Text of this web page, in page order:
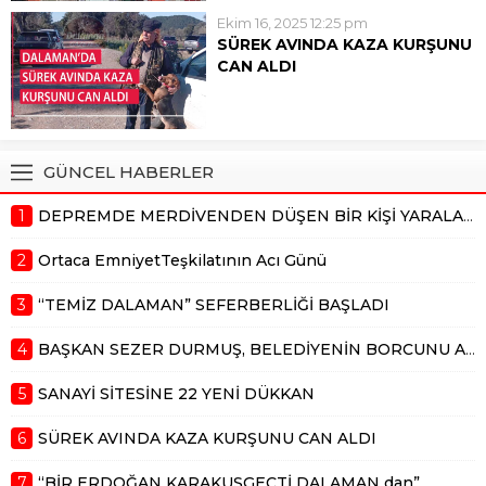
59...
dükkan yapmayı planladıklarını
söyledi. Konuyla ilgili açıklama
yapan Sezer Durmuş;
Ekim 16, 2025 12:25 pm
SÜREK AVINDA KAZA KURŞUNU
CAN ALDI
günü Dalaman İncebel
GÜNCEL HABERLER
1 DEPREMDE MERDİVENDEN DÜŞEN BİR KİŞİ YARALANDI
2 Ortaca EmniyetTeşkilatının Acı Günü
3 “TEMİZ DALAMAN” SEFERBERLİĞİ BAŞLADI
4 BAŞKAN SEZER DURMUŞ, BELEDİYENİN BORCUNU AÇIKLADI
5 SANAYİ SİTESİNE 22 YENİ DÜKKAN
6 SÜREK AVINDA KAZA KURŞUNU CAN ALDI